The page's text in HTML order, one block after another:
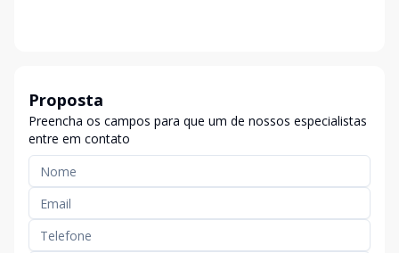
Proposta
Preencha os campos para que um de nossos especialistas
entre em contato